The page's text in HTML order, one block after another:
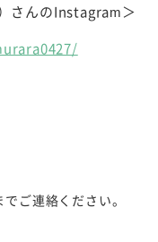
さんのInstagram＞
ご連絡ください。